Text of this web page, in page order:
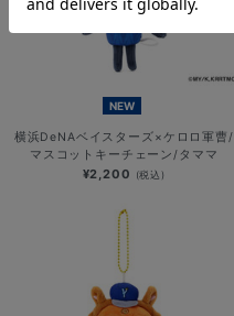
NEW
横浜DeNAベイスターズ×ケロロ軍曹/
マスコットキーチェーン/タママ
¥2,200 (税込)